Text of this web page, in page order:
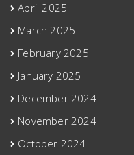
April 2025
March 2025
February 2025
January 2025
December 2024
November 2024
October 2024